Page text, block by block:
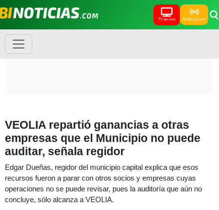
TV en vivo Radio en vivo
VEOLIA repartió ganancias a otras
empresas que el Municipio no puede
auditar, señala regidor
Edgar Dueñas, regidor del municipio capital explica que esos
recursos fueron a parar con otros socios y empresas cuyas
operaciones no se puede revisar, pues la auditoría que aún no
concluye, sólo alcanza a VEOLIA.